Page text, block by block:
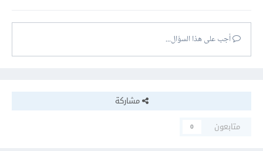
أجب على هذا السؤال...
مشاركة
متابعون
0